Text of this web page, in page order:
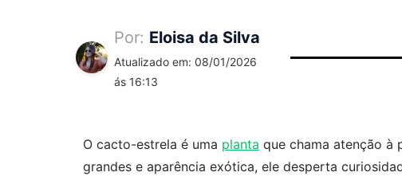
Por: Eloisa da Silva
Atualizado em: 08/01/2026
ás 16:13
O cacto-estrela é uma planta que chama atenção à
grandes e aparência exótica, ele desperta